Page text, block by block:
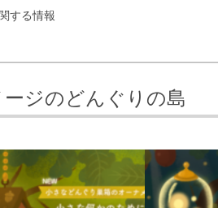
する情報
ジのどんぐりの島